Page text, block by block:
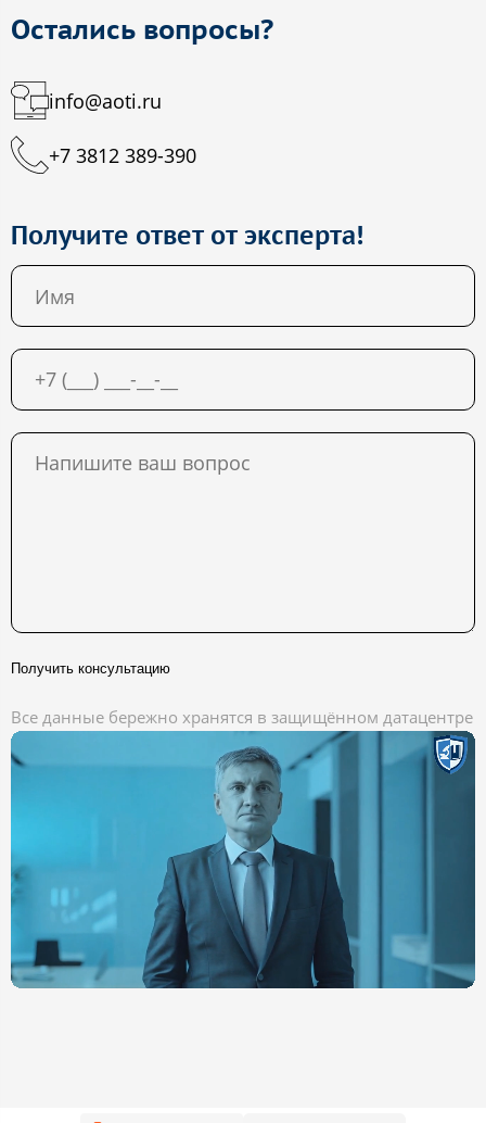
Остались вопросы?
info@aoti.ru
+7 3812 389-390
Получите ответ от эксперта!
Получить консультацию
Все данные бережно хранятся в защищённом датацентре